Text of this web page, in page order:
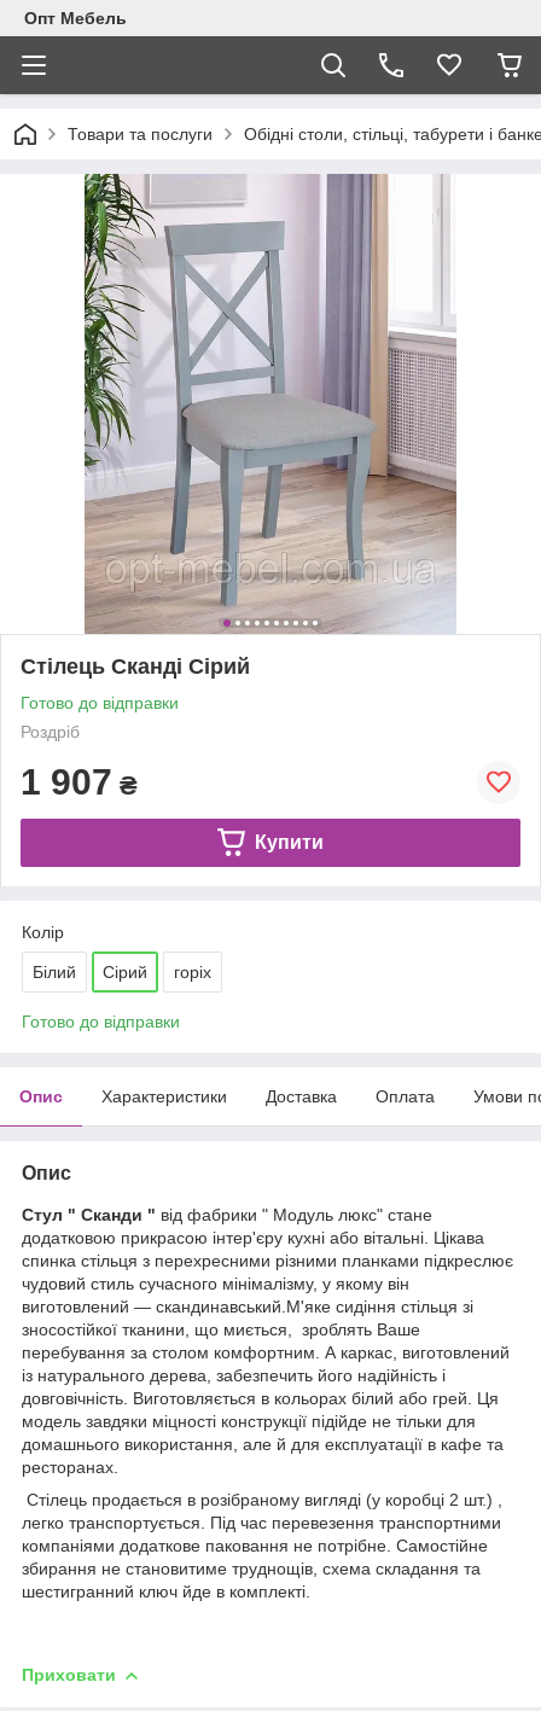
Опт Мебель
Товари та послуги Обідні столи, стільці, табурети і
Стілець Сканді Сірий
Готово до відправки
Роздріб
1 907 ₴
Купити
Колір
Білий Сірий горіх
Готово до відправки
Опис Характеристики Доставка Оплата Умови
Опис
Стул " Сканди " від фабрики " Модуль люкс" стане
додатковою прикрасою інтер'єру кухні або вітальні. Цікава
спинка стільця з перехресними різними планками підкреслює
чудовий стиль сучасного мінімалізму, у якому він
виготовлений — скандинавський. М'яке сидіння стільця зі
зносостійкої тканини, що миється, зроблять Ваше
перебування за столом комфортним. А каркас, виготовлений
із натурального дерева, забезпечить його надійність і
довговічність. Виготовляється в кольорах білий або грей. Ця
модель завдяки міцності конструкції підійде не тільки для
домашнього використання, але й для експлуатації в кафе та
ресторанах.
Стілець продається в розібраному вигляді (у коробці 2 шт.) ,
легко транспортується. Під час перевезення транспортними
компаніями додаткове паковання не потрібне. Самостійне
збирання не становитиме труднощів, схема складання та
шестигранний ключ йде в комплекті.
Приховати